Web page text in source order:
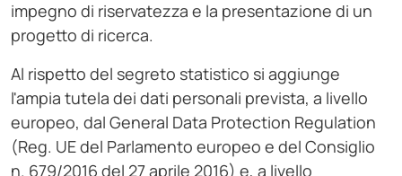
impegno di riservatezza e la presentazione di un
progetto di ricerca.
Al rispetto del segreto statistico si aggiunge
l'ampia tutela dei dati personali prevista, a livello
europeo, dal General Data Protection Regulation
(Reg. UE del Parlamento europeo e del Consiglio
n. 679/2016 del 27 aprile 2016) e, a livello